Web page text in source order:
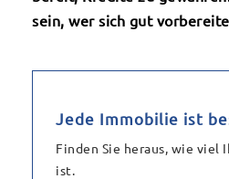
sein, wer sich gut
Jede Immobilie ist
Finden Sie heraus, wie viel
ist.